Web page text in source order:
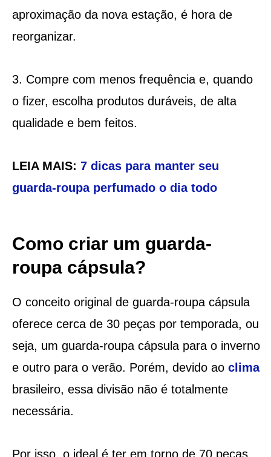
aproximação da nova estação, é hora de
reorganizar.
3. Compre com menos frequência e, quando
o fizer, escolha produtos duráveis, de alta
qualidade e bem feitos.
LEIA MAIS: 7 dicas para manter seu
guarda-roupa perfumado o dia todo
Como criar um guarda-
roupa cápsula?
O conceito original de guarda-roupa cápsula
oferece cerca de 30 peças por temporada, ou
seja, um guarda-roupa cápsula para o inverno
e outro para o verão. Porém, devido ao clima
brasileiro, essa divisão não é totalmente
necessária.
Por isso, o ideal é ter em torno de 70 peças